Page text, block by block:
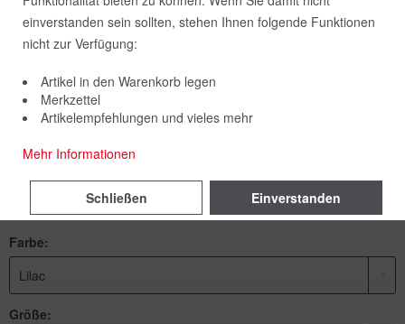
79,00 € *
inkl. MwSt.zzgl. Versandkosten
Lieferzeit 5 Werktage
Farbe:
Größe:
einverstanden sein sollten, stehen Ihnen folgende Funktionen
nicht zur Verfügung:
Artikel in den Warenkorb legen
Merkzettel
Artikelempfehlungen und vieles mehr
Mehr Informationen
Einverstanden
Schließen